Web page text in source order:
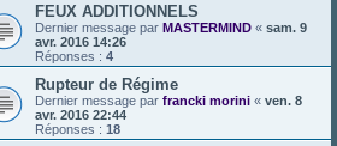
FEUX ADDITIONNELS
Dernier message par MASTERMIND « sam. 9
avr. 2016 14:26
Réponses : 4
Rupteur de Régime
Dernier message par francki morini « ven. 8
avr. 2016 22:44
Réponses : 18